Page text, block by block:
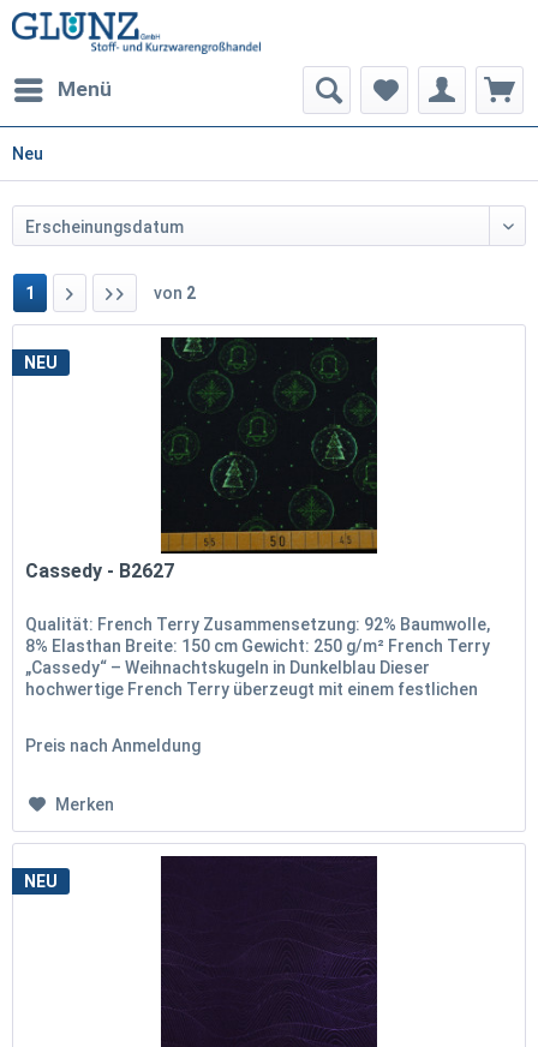
Menü
Neu
1 von 2
NEU
Cassedy - B2627
Qualität: French Terry Zusammensetzung: 92% Baumwolle,
8% Elasthan Breite: 150 cm Gewicht: 250 g/m² French Terry
„Cassedy“ – Weihnachtskugeln in Dunkelblau Dieser
hochwertige French Terry überzeugt mit einem festlichen
Preis nach Anmeldung
Merken
NEU